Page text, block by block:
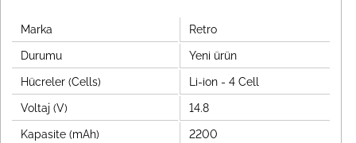
Marka Retro
Durumu Yeni ürün
Hücreler (Cells) Li-ion - 4 Cell
Voltaj (V) 14.8
Kapasite (mAh) 2200